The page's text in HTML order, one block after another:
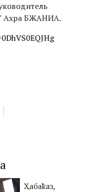
Ахра БЖАНИА.
Ҳабаҟаз,